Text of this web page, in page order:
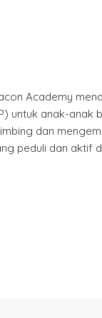
Academy
untuk anak-anak
dan
peduli dan aktif